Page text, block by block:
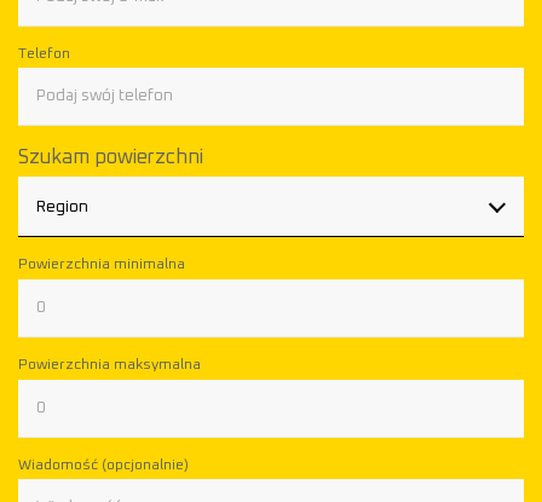
Telefon
Szukam powierzchni
Region
Powierzchnia minimalna
Powierzchnia maksymalna
Wiadomość (opcjonalnie)